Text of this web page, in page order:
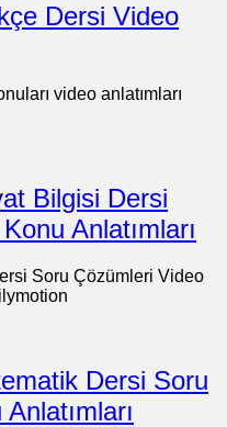
Dersi Video
video anlatımları
Bilgisi Dersi
Anlatımları
Soru Çözümleri Video
Dersi Soru